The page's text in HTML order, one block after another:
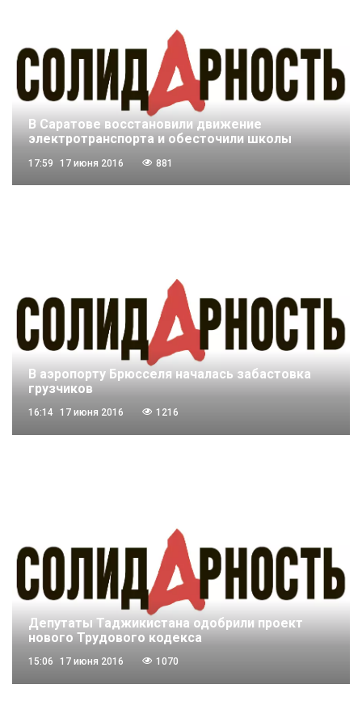
В Саратове восстановили движение
электротранспорта и обесточили школы
17:59 17 июня 2016 881
В аэропорту Брюсселя началась забастовка
грузчиков
16:14 17 июня 2016 1216
Депутаты Таджикистана одобрили проект
нового Трудового кодекса
15:06 17 июня 2016 1070